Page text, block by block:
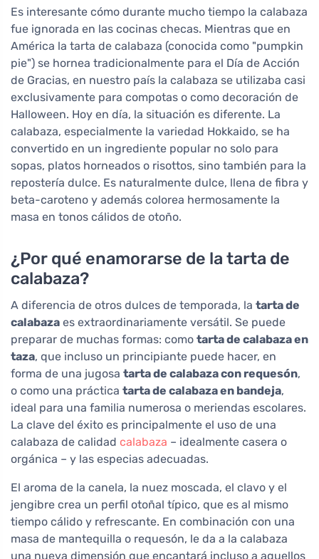
Es interesante cómo durante mucho tiempo la calabaza
fue ignorada en las cocinas checas. Mientras que en
América la tarta de calabaza (conocida como "pumpkin
pie") se hornea tradicionalmente para el Día de Acción
de Gracias, en nuestro país la calabaza se utilizaba casi
exclusivamente para compotas o como decoración de
Halloween. Hoy en día, la situación es diferente. La
calabaza, especialmente la variedad Hokkaido, se ha
convertido en un ingrediente popular no solo para
sopas, platos horneados o risottos, sino también para la
repostería dulce. Es naturalmente dulce, llena de fibra y
beta-caroteno y además colorea hermosamente la
masa en tonos cálidos de otoño.
¿Por qué enamorarse de la tarta de
calabaza?
A diferencia de otros dulces de temporada, la tarta de
calabaza es extraordinariamente versátil. Se puede
preparar de muchas formas: como tarta de calabaza en
taza, que incluso un principiante puede hacer, en
forma de una jugosa tarta de calabaza con requesón,
o como una práctica tarta de calabaza en bandeja,
ideal para una familia numerosa o meriendas escolares.
La clave del éxito es principalmente el uso de una
calabaza de calidad calabaza – idealmente casera o
orgánica – y las especias adecuadas.
El aroma de la canela, la nuez moscada, el clavo y el
jengibre crea un perfil otoñal típico, que es al mismo
tiempo cálido y refrescante. En combinación con una
masa de mantequilla o requesón, le da a la calabaza
una nueva dimensión que encantará incluso a aquellos